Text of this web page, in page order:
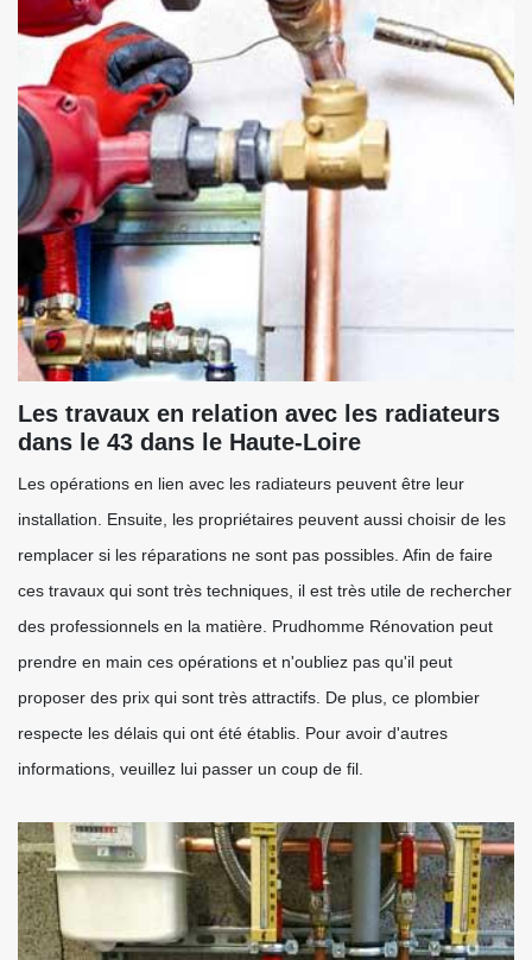
Les travaux en relation avec les radiateurs
dans le 43 dans le Haute-Loire
Les opérations en lien avec les radiateurs peuvent être leur
installation. Ensuite, les propriétaires peuvent aussi choisir de les
remplacer si les réparations ne sont pas possibles. Afin de faire
ces travaux qui sont très techniques, il est très utile de rechercher
des professionnels en la matière. Prudhomme Rénovation peut
prendre en main ces opérations et n'oubliez pas qu'il peut
proposer des prix qui sont très attractifs. De plus, ce plombier
respecte les délais qui ont été établis. Pour avoir d'autres
informations, veuillez lui passer un coup de fil.